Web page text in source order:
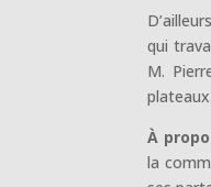
qui
M.
plateaux.
À
la